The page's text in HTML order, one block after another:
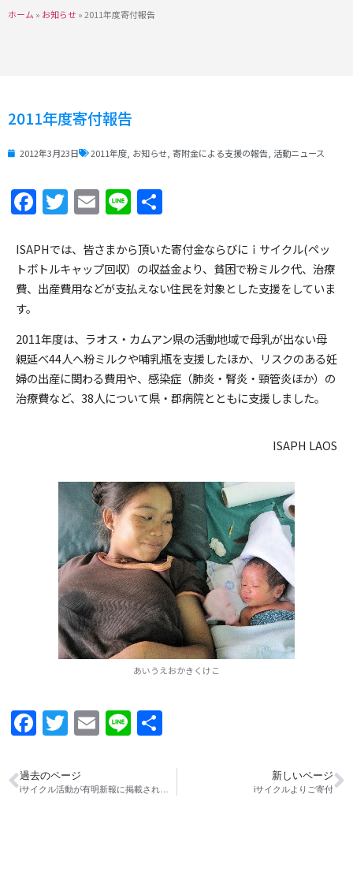
ホーム » お知らせ »2011年度寄付報告
2011年度寄付報告
2012年3月23日 2011年度 お知らせ 寄附金による支援の報告 活動ニュース
Facebook
Twitter
Email
Line
ISAPHでは、皆さまから頂いた寄付金ならびにｉサイクル(ペッ
トボトルキャップ回収）の収益金より、貧困で粉ミルク代、治療
費、出産費用などが支払えない住民を対象とした支援をしていま
す。
2011年度は、ラオス・カムアン県の活動地域で母乳が出ない母
親延べ44人へ粉ミルクや哺乳瓶を支援したほか、リスクのある妊
婦の出産に関わる費用や、感染症（肺炎・腎炎・頸管炎ほか）の
治療費など、38人について県・郡病院とともに支援しました。
ISAPH LAOS
あいうえおかきくけこ
Facebook
Twitter
Email
Line
過去のページ 新しいページ
iサイクルよりご寄付